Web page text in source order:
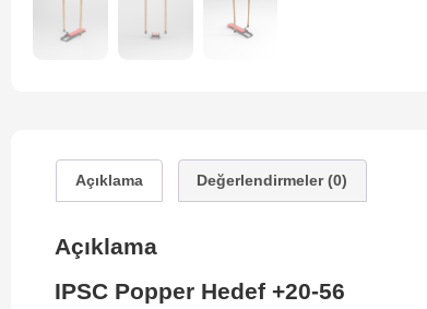
Açıklama Değerlendirmeler (0)
Açıklama
IPSC Popper Hedef +20-56